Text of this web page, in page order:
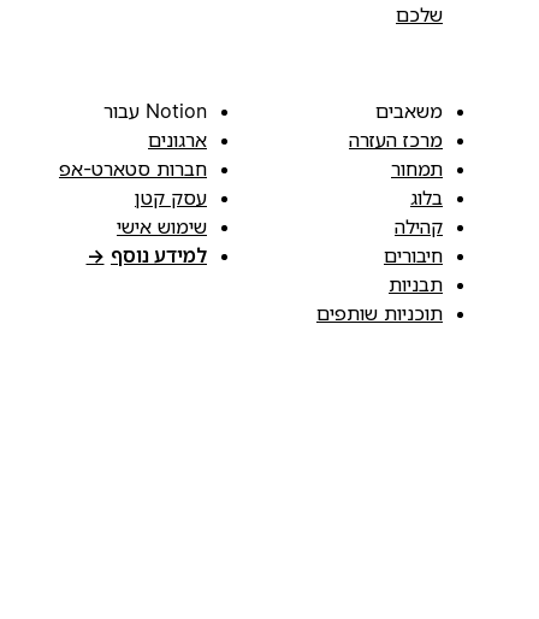
שלכם
משאבים
מרכז העזרה
תמחור
בלוג
קהילה
חיבורים
תבניות
תוכניות שותפים
Notion עבור
ארגונים
חברות סטארט-אפ
עסק קטן
שימוש אישי
למידע נוסף →